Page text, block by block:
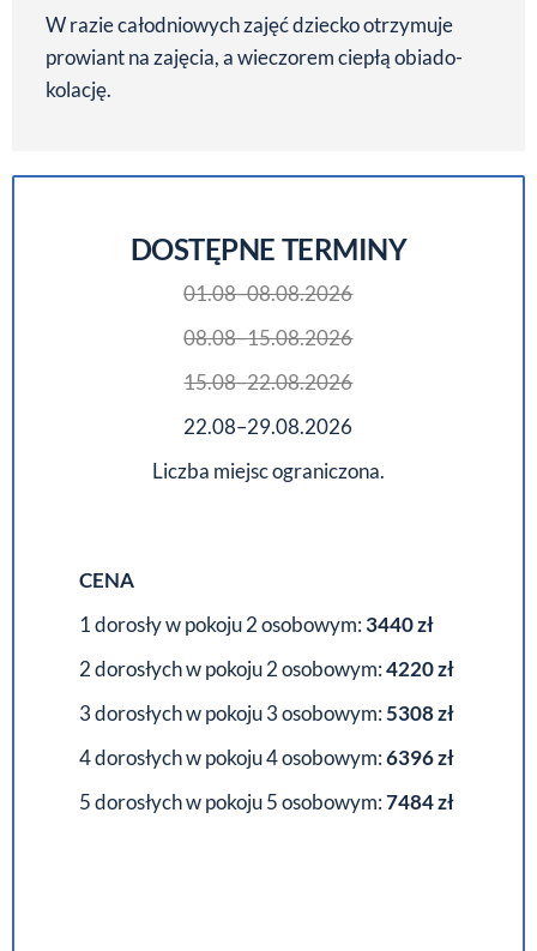
W razie całodniowych zajęć dziecko otrzymuje
prowiant na zajęcia, a wieczorem ciepłą obiado-
kolację.
DOSTĘPNE TERMINY
01.08–08.08.2026
08.08–15.08.2026
15.08–22.08.2026
22.08–29.08.2026
Liczba miejsc ograniczona.
CENA
1 dorosły w pokoju 2 osobowym: 3440 zł
2 dorosłych w pokoju 2 osobowym:4220 zł
3 dorosłych w pokoju 3 osobowym:5308 zł
4 dorosłych w pokoju 4 osobowym:6396 zł
5 dorosłych w pokoju 5 osobowym:7484 zł